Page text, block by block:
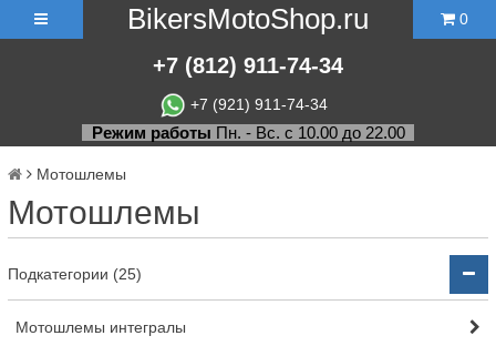
BikersMotoShop.ru
+7 (812) 911-74-34
+7 (921) 911-74-34
0
Режим работы Пн. - Вс. с 10.00 до 22.00
Мотошлемы
Мотошлемы
Подкатегории (25)
Мотошлемы интегралы